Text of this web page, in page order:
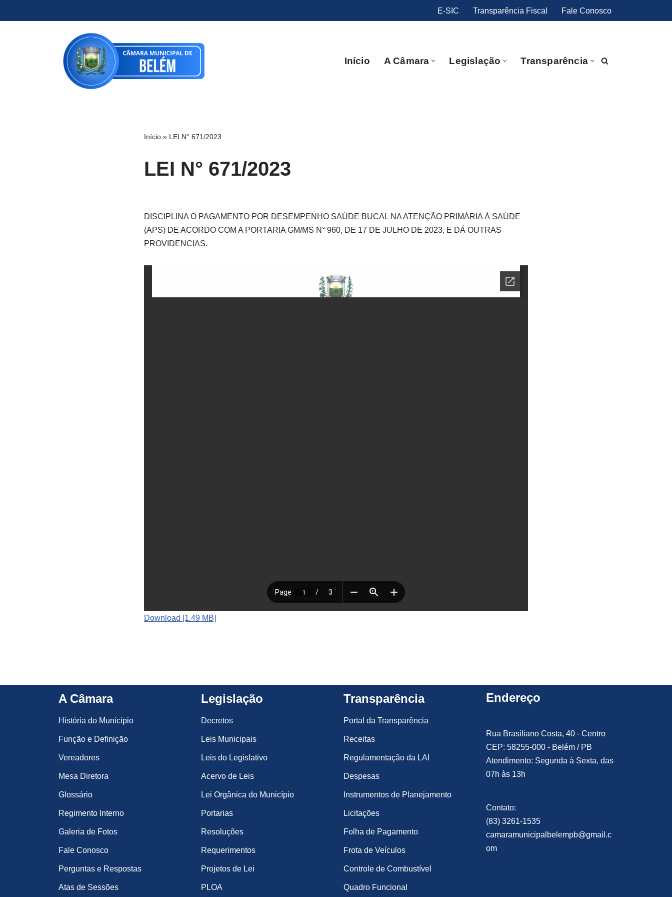
E-SIC Transparência Fiscal Fale Conosco
Início A Câmara Legislação Transparência
Início » LEI N° 671/2023
LEI N° 671/2023
DISCIPLINA O PAGAMENTO POR DESEMPENHO SAÚDE BUCAL NA ATENÇÃO PRIMÁRIA À SAÚDE
(APS) DE ACORDO COM A PORTARIA GM/MS N° 960, DE 17 DE JULHO DE 2023, E DÁ OUTRAS
PROVIDENCIAS.
Download [1.49 MB]
A Câmara
História do Município
Função e Definição
Vereadores
Mesa Diretora
Glossário
Regimento Interno
Galeria de Fotos
Fale Conosco
Perguntas e Respostas
Atas de Sessões
Legislação
Decretos
Leis Municipais
Leis do Legislativo
Acervo de Leis
Lei Orgânica do Município
Portarias
Resoluções
Requerimentos
Projetos de Lei
PLOA
Transparência
Portal da Transparência
Receitas
Regulamentação da LAI
Despesas
Instrumentos de Planejamento
Licitações
Folha de Pagamento
Frota de Veículos
Controle de Combustível
Quadro Funcional
Endereço
Rua Brasiliano Costa, 40 - Centro
CEP: 58255-000 - Belém / PB
Atendimento: Segunda à Sexta, das
07h às 13h
Contato:
(83) 3261-1535
camaramunicipalbelempb@gmail.c
om